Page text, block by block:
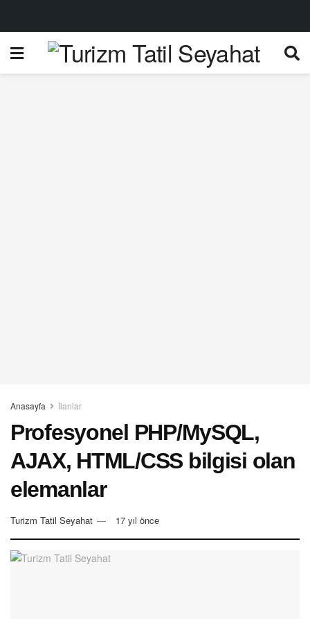
Anasayfa İlanlar
Profesyonel PHP/MySQL,
AJAX, HTML/CSS bilgisi olan
elemanlar
Turizm Tatil Seyahat 17 yıl önce